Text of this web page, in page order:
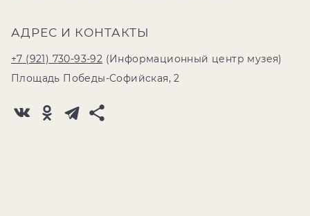
АДРЕС И КОНТАКТЫ
+7 (921) 730-93-92 (Информационный центр музея)
Площадь Победы-Софийская, 2